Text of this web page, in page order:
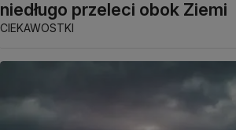
niedługo przeleci obok Ziemi
CIEKAWOSTKI